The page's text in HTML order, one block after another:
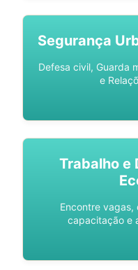
Segurança
Defesa civil, Guarda
e
Trabalho e
Encontre
capacitação e